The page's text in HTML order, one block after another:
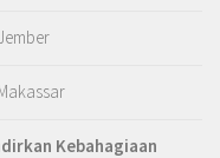
Kebahagiaan